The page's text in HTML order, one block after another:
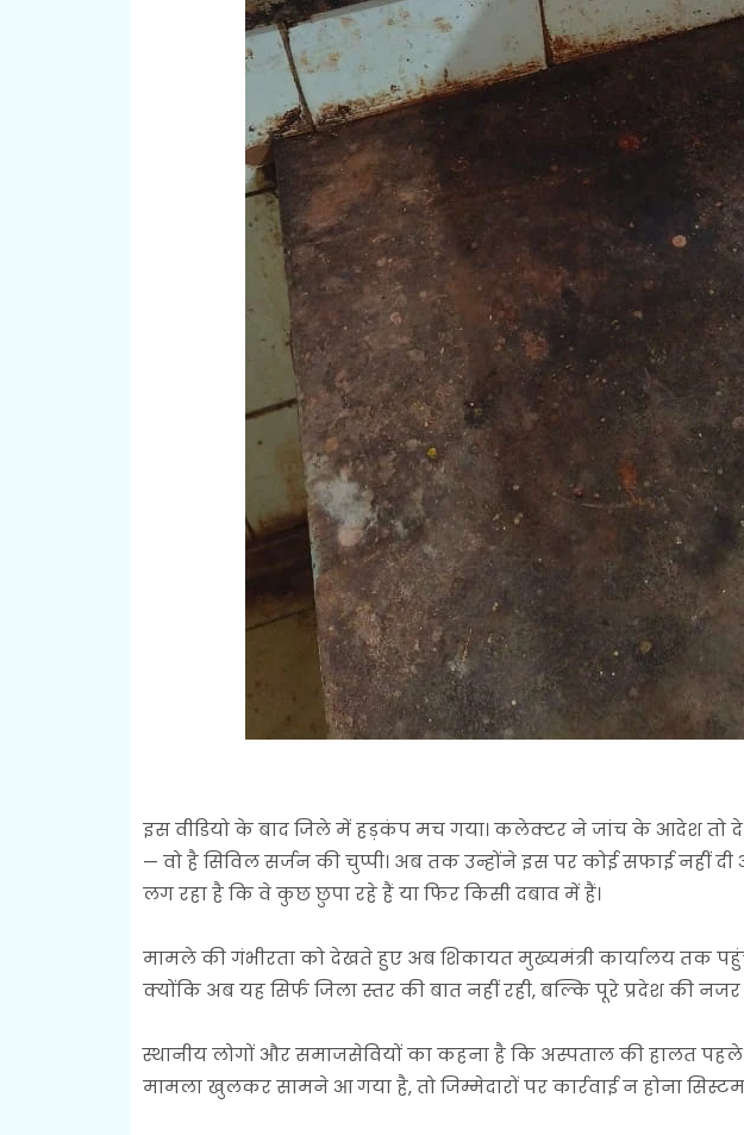
इस वीडियो के बाद जिले में हड़कंप मच गया। कलेक्टर ने जांच के आदेश तो
— वो है सिविल सर्जन की चुप्पी। अब तक उन्होंने इस पर कोई सफाई नहीं
लग रहा है कि वे कुछ छुपा रहे हैं या फिर किसी दबाव में हैं।
मामले की गंभीरता को देखते हुए अब शिकायत मुख्यमंत्री कार्यालय तक
क्योंकि अब यह सिर्फ जिला स्तर की बात नहीं रही, बल्कि पूरे प्रदेश की
स्थानीय लोगों और समाजसेवियों का कहना है कि अस्पताल की हालत
मामला खुलकर सामने आ गया है, तो जिम्मेदारों पर कार्रवाई न होना